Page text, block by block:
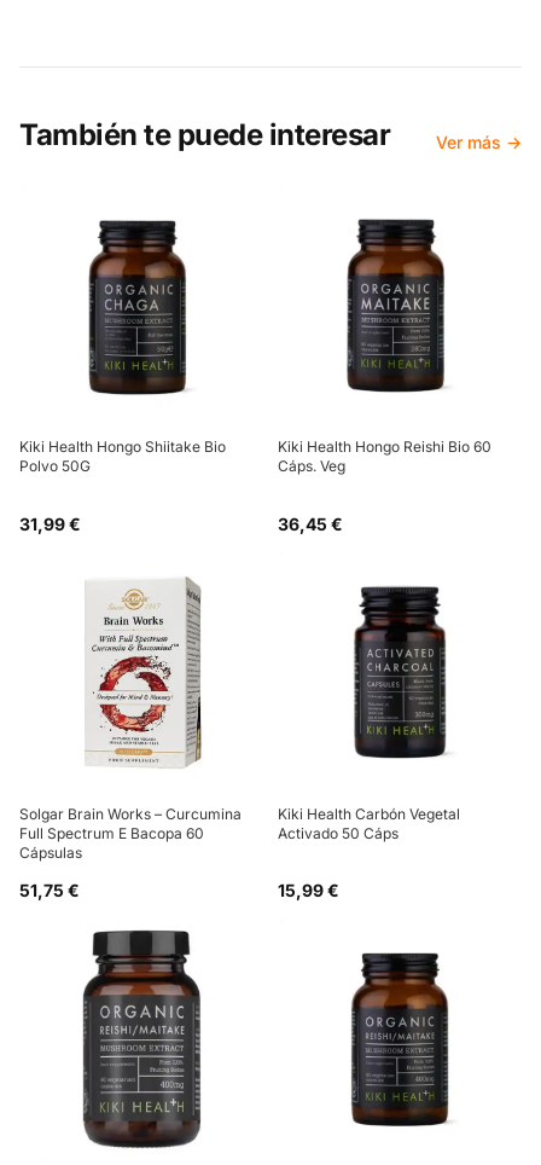
También te puede interesar Ver más →
Kiki Health Hongo Shiitake Bio
Polvo 50G
31,99 €
Kiki Health Hongo Reishi Bio 60
Cáps. Veg
36,45 €
Solgar Brain Works – Curcumina
Full Spectrum E Bacopa 60
Cápsulas
51,75 €
Kiki Health Carbón Vegetal
Activado 50 Cáps
15,99 €